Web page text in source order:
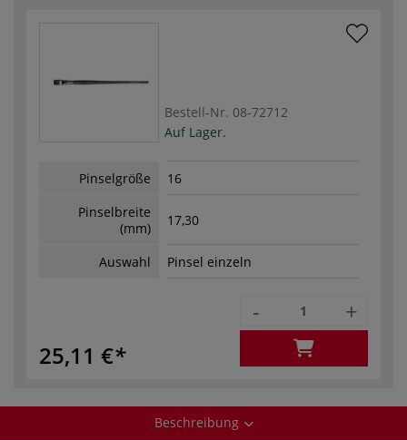
Bestell-Nr. 08-72712
Auf Lager.
Pinselgröße
16
Pinselbreite
(mm)
17,30
Auswahl Pinsel einzeln
25,11 €
- +
Beschreibung